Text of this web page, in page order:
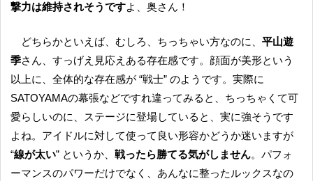
撃力は維持されそうですよ、奥さん！
どちらかといえば、むしろ、ちっちゃい方なのに、平山遊
季さん、すっげえ見応えある存在感です。顔面が美形という
以上に、全体的な存在感が “戦士” のようです。実際に
SATOYAMAの幕張などですれ違ってみると、ちっちゃくて可
愛らしいのに、ステージに登場していると、実に強そうです
よね。アイドルに対して使って良い形容かどうか迷いますが
“線が太い” というか、 戦ったら勝てる気がしません。パフォ
ーマンスのパワーだけでなく、あんなに整ったルックスなの